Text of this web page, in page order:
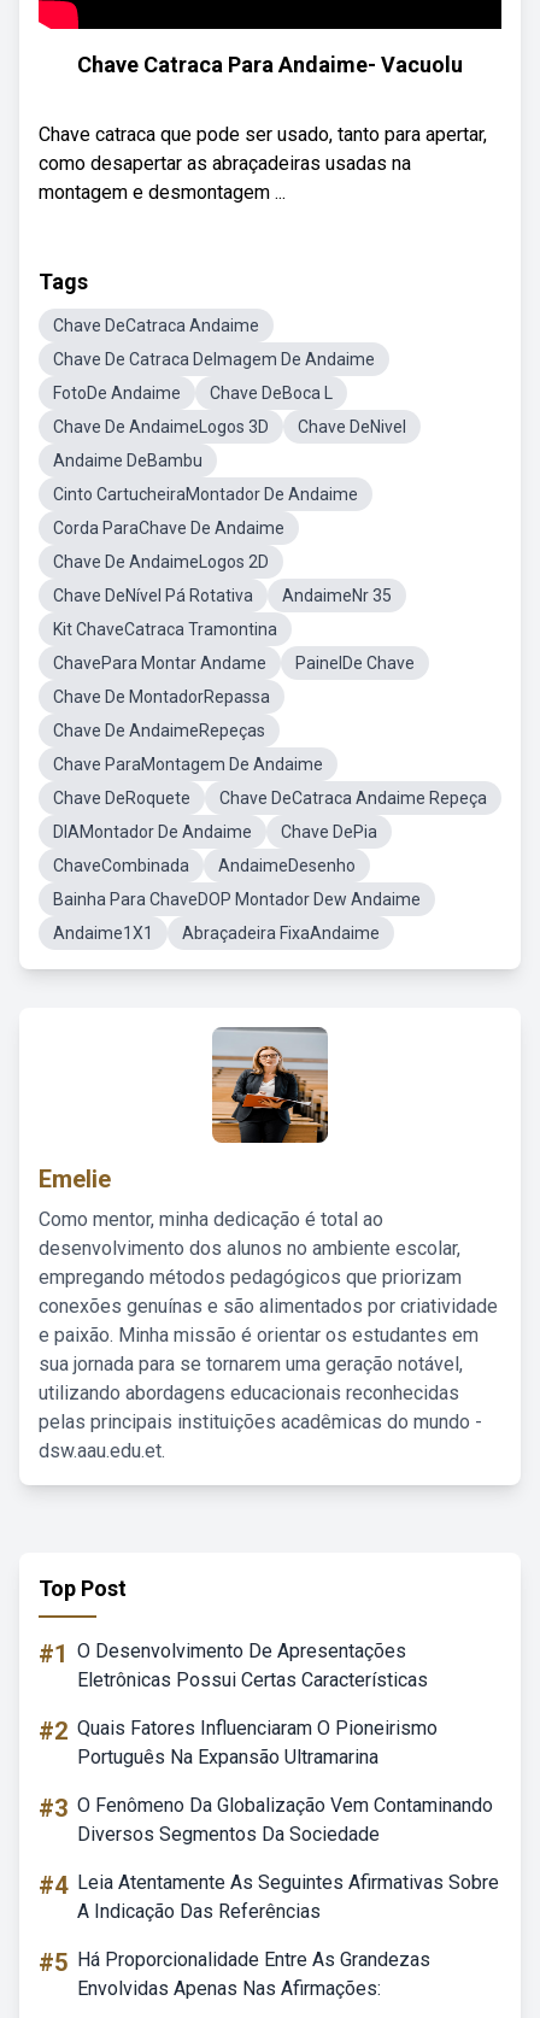
Chave Catraca Para Andaime- Vacuolu
Chave catraca que pode ser usado, tanto para apertar,
como desapertar as abraçadeiras usadas na
montagem e desmontagem ...
Tags
Chave DeCatraca Andaime
Chave De Catraca DeImagem De Andaime
FotoDe Andaime
Chave DeBoca L
Chave De AndaimeLogos 3D
Chave DeNivel
Andaime DeBambu
Cinto CartucheiraMontador De Andaime
Corda ParaChave De Andaime
Chave De AndaimeLogos 2D
Chave DeNível Pá Rotativa
AndaimeNr 35
Kit ChaveCatraca Tramontina
ChavePara Montar Andame
PainelDe Chave
Chave De MontadorRepassa
Chave De AndaimeRepeças
Chave ParaMontagem De Andaime
Chave DeRoquete
Chave DeCatraca Andaime Repeça
DIAMontador De Andaime
Chave DePia
ChaveCombinada
AndaimeDesenho
Bainha Para ChaveDOP Montador Dew Andaime
Andaime1X1
Abraçadeira FixaAndaime
Emelie
Como mentor, minha dedicação é total ao
desenvolvimento dos alunos no ambiente escolar,
empregando métodos pedagógicos que priorizam
conexões genuínas e são alimentados por criatividade
e paixão. Minha missão é orientar os estudantes em
sua jornada para se tornarem uma geração notável,
utilizando abordagens educacionais reconhecidas
pelas principais instituições acadêmicas do mundo -
dsw.aau.edu.et.
Top Post
#1 O Desenvolvimento De Apresentações
Eletrônicas Possui Certas Características
#2 Quais Fatores Influenciaram O Pioneirismo
Português Na Expansão Ultramarina
#3 O Fenômeno Da Globalização Vem Contaminando
Diversos Segmentos Da Sociedade
#4 Leia Atentamente As Seguintes Afirmativas Sobre
A Indicação Das Referências
#5 Há Proporcionalidade Entre As Grandezas
Envolvidas Apenas Nas Afirmações: